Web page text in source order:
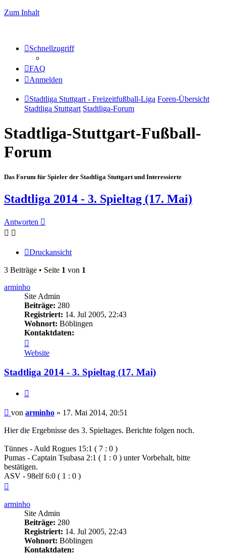
Zum Inhalt
Schnellzugriff
FAQ
Anmelden
Stadtliga Stuttgart - Freizeitfußball-Liga Foren-Übersicht
Stadtliga Stuttgart Stadtliga-Forum
Stadtliga-Stuttgart-Fußball-
Forum
Das Forum für Spieler der Stadtliga Stuttgart und Interessierte
Stadtliga 2014 - 3. Spieltag (17. Mai)
Antworten
Druckansicht
3 Beiträge • Seite 1 von 1
arminho
Site Admin
Beiträge: 280
Registriert: 14. Jul 2005, 22:43
Wohnort: Böblingen
Kontaktdaten:
von
arminho
Website
Stadtliga 2014 - 3. Spieltag (17. Mai)
Beitrag
von arminho » 17. Mai 2014, 20:51
Hier die Ergebnisse des 3. Spieltages. Berichte folgen noch.
Tünnes - Auld Rogues 15:1 ( 7 : 0 )
Pumas - Captain Tsubasa 2:1 ( 1 : 0 ) unter Vorbehalt, bitte
bestätigen.
ASV - 98elf 6:0 ( 1 : 0 )
arminho
Site Admin
Beiträge: 280
Registriert: 14. Jul 2005, 22:43
Wohnort: Böblingen
Kontaktdaten: